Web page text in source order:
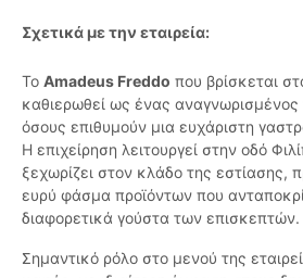
Σχετικά με την εταιρεία:
Το Amadeus Freddo που βρίσκεται
καθιερωθεί ως ένας αναγνωρισμένος
όσους επιθυμούν μια ευχάριστη
Η επιχείρηση λειτουργεί στην οδό
ξεχωρίζει στον κλάδο της εστίασης,
ευρύ φάσμα προϊόντων που
διαφορετικά γούστα των επισκεπτών.
Σημαντικό ρόλο στο μενού της